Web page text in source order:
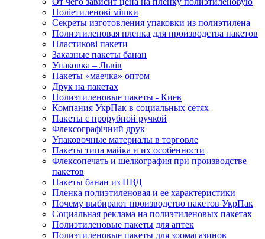
Поліетиленові мішки
Секреты изготовления упаковки из полиэтилена
Полиэтиленовая пленка для производства пакетов
Пластикові пакети
Заказные пакеты банан
Упаковка – Львів
Пакеты «маечка» оптом
Друк на пакетах
Полиэтиленовые пакеты - Киев
Компания УкрПак в социальных сетях
Пакеты с прорубной ручкой
Флексографічний друк
Упаковочные материалы в торговле
Пакеты типа майка и их особенности
Флексопечать и шелкография при производстве
пакетов
Пакеты банан из ПВД
Пленка полиэтиленовая и ее характеристики
Почему выбирают производство пакетов УкрПак
Социальная реклама на полиэтиленовых пакетах
Полиэтиленовые пакеты для аптек
Полиэтиленовые пакеты для зоомагазинов